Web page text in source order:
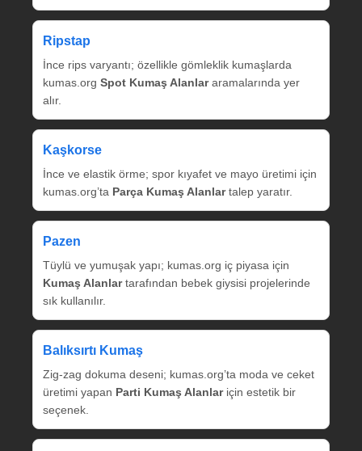
Ripstap
İnce rips varyantı; özellikle gömleklik kumaşlarda
kumas.org Spot Kumaş Alanlararamalarında yer
alır.
Kaşkorse
İnce ve elastik örme; spor kıyafet ve mayo üretimi için
kumas.org’ta Parça Kumaş Alanlartalep yaratır.
Pazen
Tüylü ve yumuşak yapı; kumas.org iç piyasa için
Kumaş Alanlartarafından bebek giysisi projelerinde
sık kullanılır.
Balıksırtı Kumaş
Zig‑zag dokuma deseni; kumas.org’ta moda ve ceket
üretimi yapan Parti Kumaş Alanlariçin estetik bir
seçenek.